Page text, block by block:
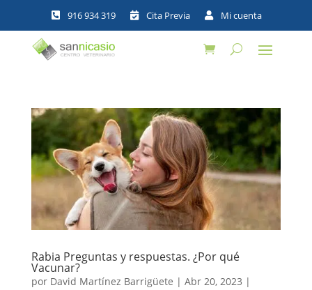
  
Rabia Preguntas y respuestas. ¿Por qué
Vacunar?
por David Martínez Barrigüete | Abr 20, 2023 |